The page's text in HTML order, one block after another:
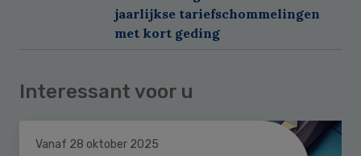
jaarlijkse tariefschommelingen
met kort geding
Interessant voor u
Vanaf 28 oktober 2025